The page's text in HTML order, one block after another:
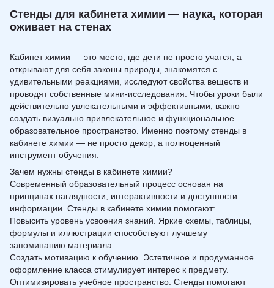
Стенды для кабинета химии — наука, которая
оживает на стенах
Кабинет химии — это место, где дети не просто учатся, а
открывают для себя законы природы, знакомятся с
удивительными реакциями, исследуют свойства веществ и
проводят собственные мини-исследования. Чтобы уроки были
действительно увлекательными и эффективными, важно
создать визуально привлекательное и функциональное
образовательное пространство. Именно поэтому стенды в
кабинете химии — не просто декор, а полноценный
инструмент обучения.
Зачем нужны стенды в кабинете химии?
Современный образовательный процесс основан на
принципах наглядности, интерактивности и доступности
информации. Стенды в кабинете химии помогают:
Повысить уровень усвоения знаний. Яркие схемы, таблицы,
формулы и иллюстрации способствуют лучшему
запоминанию материала.
Создать мотивацию к обучению. Эстетичное и продуманное
оформление класса стимулирует интерес к предмету.
Оптимизировать учебное пространство. Стенды помогают